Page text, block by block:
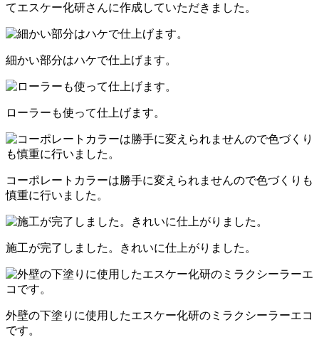
てエスケー化研さんに作成していただきました。
細かい部分はハケで仕上げます。
ローラーも使って仕上げます。
コーポレートカラーは勝手に変えられませんので色づくりも
慎重に行いました。
施工が完了しました。きれいに仕上がりました。
外壁の下塗りに使用したエスケー化研のミラクシーラーエコ
です。